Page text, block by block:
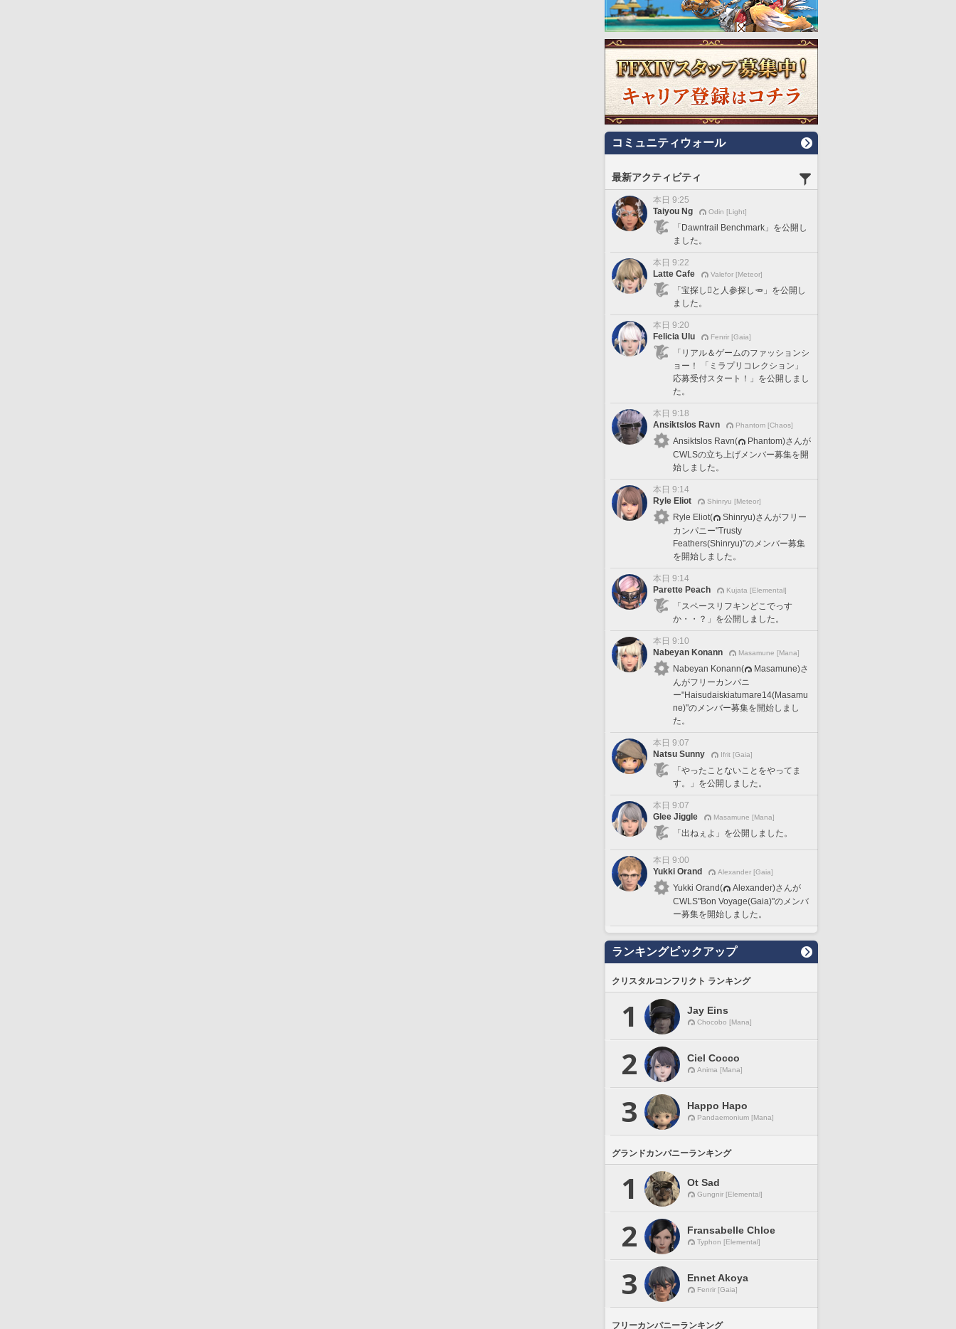
コミュニティウォール
最新アクティビティ
本日 9:25
Taiyou Ng
Odin [Light]
「Dawntrail Benchmark」を公開し
ました。
本日 9:22
Latte Cafe
Valefor [Meteor]
「宝探し🪎と人参探し🥕」を公開し
ました。
本日 9:20
Felicia Ulu
Fenrir [Gaia]
「リアル＆ゲームのファッションシ
ョー！ 「ミラプリコレクション」
応募受付スタート！」を公開しまし
た。
本日 9:18
Ansiktslos Ravn
Phantom [Chaos]
Ansiktslos Ravn(
Phantom)さんが
CWLSの立ち上げメンバー募集を開
始しました。
本日 9:14
Ryle Eliot
Shinryu [Meteor]
Ryle Eliot(
Shinryu)さんがフリー
カンパニー"Trusty
Feathers(Shinryu)"のメンバー募集
を開始しました。
本日 9:14
Parette Peach
Kujata [Elemental]
「スペースリフキンどこでっす
か・・？」を公開しました。
本日 9:10
Nabeyan Konann
Masamune [Mana]
Nabeyan Konann(
Masamune)さ
んがフリーカンパニ
ー"Haisudaiskiatumare14(Masamu
ne)"のメンバー募集を開始しまし
た。
本日 9:07
Natsu Sunny
Ifrit [Gaia]
「やったことないことをやってま
す。」を公開しました。
本日 9:07
Glee Jiggle
Masamune [Mana]
「出ねぇよ」を公開しました。
本日 9:00
Yukki Orand
Alexander [Gaia]
Yukki Orand(
Alexander)さんが
CWLS"Bon Voyage(Gaia)"のメンバ
ー募集を開始しました。
ランキングピックアップ
クリスタルコンフリクト ランキング
1 Jay Eins
Chocobo [Mana]
2 Ciel Cocco
Anima [Mana]
3 Happo Hapo
Pandaemonium [Mana]
グランドカンパニーランキング
1 Ot Sad
Gungnir [Elemental]
2 Fransabelle Chloe
Typhon [Elemental]
3 Ennet Akoya
Fenrir [Gaia]
フリーカンパニーランキング